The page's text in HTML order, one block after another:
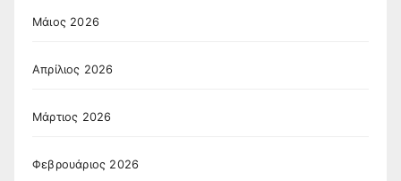
Μάιος 2026
Απρίλιος 2026
Μάρτιος 2026
Φεβρουάριος 2026